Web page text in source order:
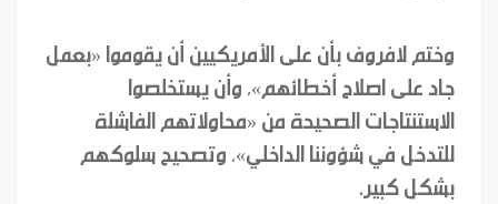
وختم لافروف بأن على الأمريكيين أن يقوموا «بعمل
جاد على اصلاح أخطائهم»، وأن يستخلصوا
الاستنتاجات الصحيحة من «محاولاتهم الفاشلة
للتدخل في شؤوننا الداخلي»، وتصحيح سلوكهم
بشكل كبير.